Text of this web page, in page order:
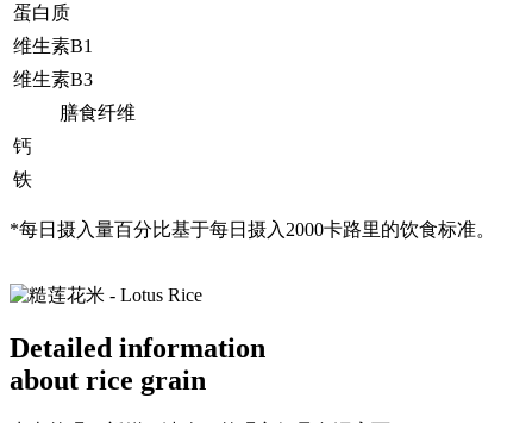
蛋白质
维生素B1
维生素B3
膳食纤维
钙
铁
*每日摄入量百分比基于每日摄入2000卡路里的饮食标准。
Detailed information
about rice grain